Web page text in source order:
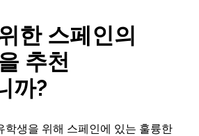
한 스페인의
추천
까?
학생을 위해 스페인에 있는 훌륭한